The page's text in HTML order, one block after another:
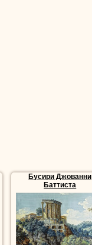
Бусири Джованни
Баттиста